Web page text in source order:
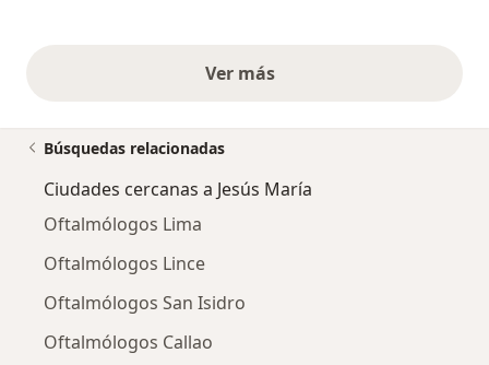
Ver másopiniones anteriores
Búsquedas relacionadas
Ciudades cercanas a Jesús María
Oftalmólogos Lima
Oftalmólogos Lince
Oftalmólogos San Isidro
Oftalmólogos Callao